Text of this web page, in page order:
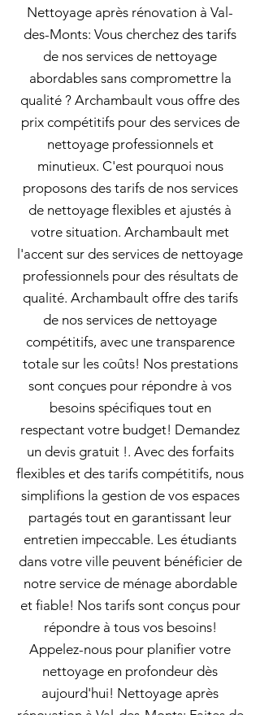
Nettoyage après rénovation à Val-
des-Monts: Vous cherchez des tarifs
de nos services de nettoyage
abordables sans compromettre la
qualité ? Archambault vous offre des
prix compétitifs pour des services de
nettoyage professionnels et
minutieux. C'est pourquoi nous
proposons des tarifs de nos services
de nettoyage flexibles et ajustés à
votre situation. Archambault met
l'accent sur des services de nettoyage
professionnels pour des résultats de
qualité. Archambault offre des tarifs
de nos services de nettoyage
compétitifs, avec une transparence
totale sur les coûts! Nos prestations
sont conçues pour répondre à vos
besoins spécifiques tout en
respectant votre budget! Demandez
un devis gratuit !. Avec des forfaits
flexibles et des tarifs compétitifs, nous
simplifions la gestion de vos espaces
partagés tout en garantissant leur
entretien impeccable. Les étudiants
dans votre ville peuvent bénéficier de
notre service de ménage abordable
et fiable! Nos tarifs sont conçus pour
répondre à tous vos besoins!
Appelez-nous pour planifier votre
nettoyage en profondeur dès
aujourd'hui! Nettoyage après